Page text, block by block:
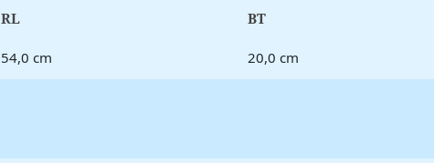
RL
54,0 cm
BT
20,0 cm